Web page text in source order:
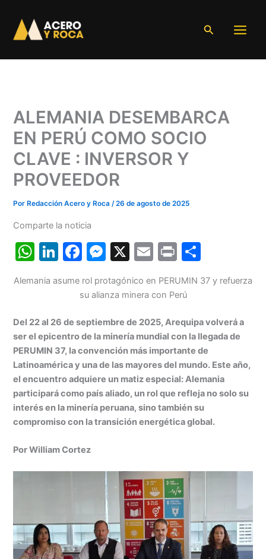
contenido
Buscar
ALEMANIA DESEMBARCA
EN PERÚ COMO SOCIO
CLAVE : INVERSOR Y
PROVEEDOR
Por Redacción Acero y Roca/26 de agosto de 2025
Comparte la noticia
W
at
A
p
p
Li
k
dI
n
F
c
b
o
o
k
M
s
e
n
g
er
X
E
ai
Pr
t
m
ar
tir
Alemania asume rol protagónico en PERUMIN 37 y refuerza
su alianza minera con Perú
Del 22 al 26 de septiembre de 2025, Arequipa volverá a
ser el epicentro de la minería mundial con la llegada de
PERUMIN 37, la convención más importante de
Latinoamérica y una de las mayores del mundo. Este año,
el encuentro adquiere un matiz especial: Alemania
participará como país aliado, un rol que refleja no solo su
interés en la minería peruana, sino también su
compromiso con la transición energética global.
Por William Cortez